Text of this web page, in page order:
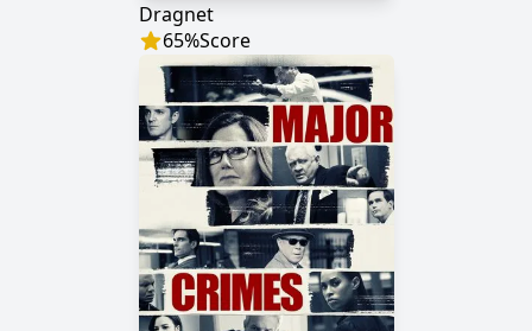
Dragnet
65%Score